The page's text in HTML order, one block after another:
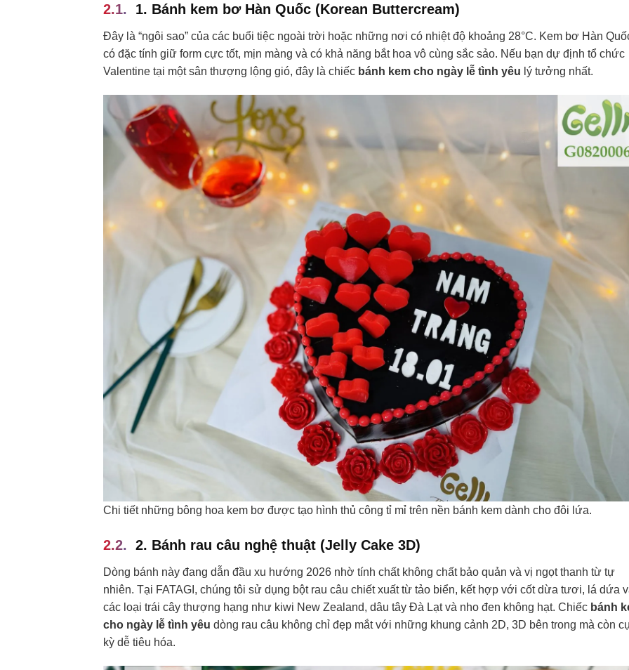
1. Bánh kem bơ Hàn Quốc (Korean Buttercream)
Đây là “ngôi sao” của các buổi tiệc ngoài trời hoặc những nơi có nhiệt độ khoảng 28°C. Kem bơ Hàn
có đặc tính giữ form cực tốt, mịn màng và có khả năng bắt hoa vô cùng sắc sảo. Nếu bạn dự định tổ chức
Valentine tại một sân thượng lộng gió, đây là chiếc bánh kem cho ngày lễ tình yêu lý tưởng nhất.
Chi tiết những bông hoa kem bơ được tạo hình thủ công tỉ mỉ trên nền bánh kem dành cho đôi lứa.
2. Bánh rau câu nghệ thuật (Jelly Cake 3D)
Dòng bánh này đang dẫn đầu xu hướng 2026 nhờ tính chất không chất bảo quản và vị ngọt thanh từ tự
nhiên. Tại FATAGI, chúng tôi sử dụng bột rau câu chiết xuất từ tảo biển, kết hợp với cốt dừa tươi, lá dứa
các loại trái cây thượng hạng như kiwi New Zealand, dâu tây Đà Lạt và nho đen không hạt. Chiếc bánh
cho ngày lễ tình yêu dòng rau câu không chỉ đẹp mắt với những khung cảnh 2D, 3D bên trong mà còn
kỳ dễ tiêu hóa.